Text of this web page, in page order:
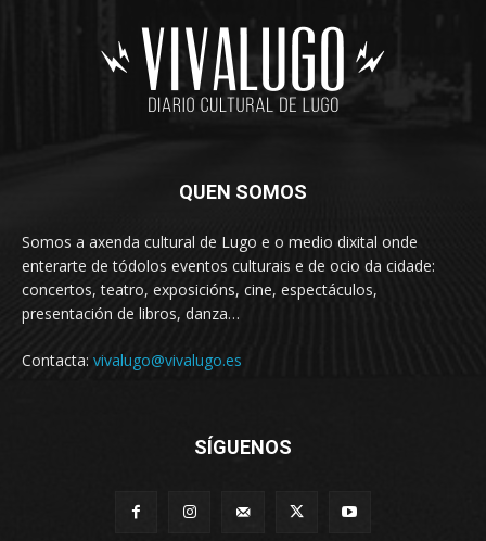
QUEN SOMOS
Somos a axenda cultural de Lugo e o medio dixital onde
enterarte de tódolos eventos culturais e de ocio da cidade:
concertos, teatro, exposicións, cine, espectáculos,
presentación de libros, danza…
Contacta: vivalugo@vivalugo.es
SÍGUENOS